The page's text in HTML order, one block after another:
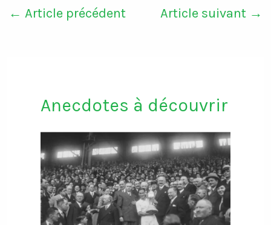
← Article précédent Article suivant →
Anecdotes à découvrir